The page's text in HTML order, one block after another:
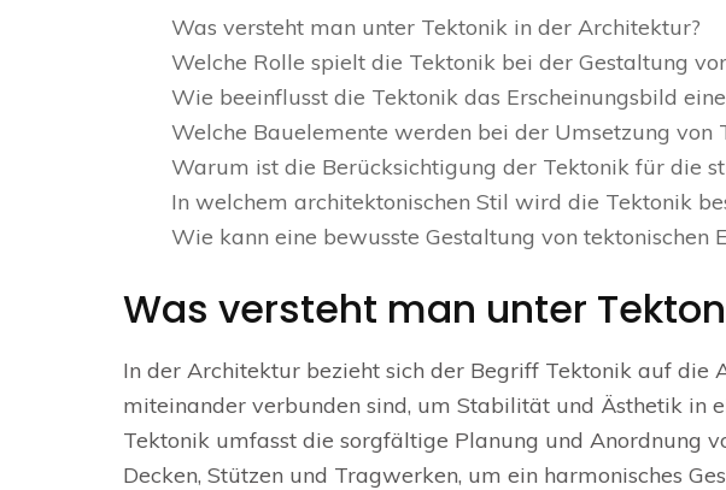
Was versteht man unter Tektonik in der Architektur?
Welche Rolle spielt die Tektonik bei der Gestaltung
Wie beeinflusst die Tektonik das Erscheinungsbild
Welche Bauelemente werden bei der Umsetzung von
Warum ist die Berücksichtigung der Tektonik für die
In welchem architektonischen Stil wird die Tektonik
Wie kann eine bewusste Gestaltung von tektonischen
Was versteht man unter
In der Architektur bezieht sich der Begriff Tektonik auf die
miteinander verbunden sind, um Stabilität und Ästhetik in
Tektonik umfasst die sorgfältige Planung und Anordnung
Decken, Stützen und Tragwerken, um ein harmonisches